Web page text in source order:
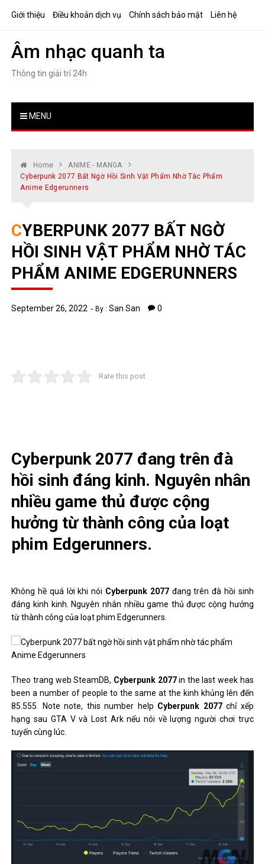
Giới thiệu Điều khoản dịch vụ Chính sách bảo mật Liên hệ
Âm nhạc quanh ta
Thông tin giải trí 24h
MENU
Home
ANIME - MANGA
Cyberpunk 2077 Bất Ngờ Hồi Sinh Vật Phẩm Nhờ Tác Phẩm
Anime Edgerunners
CYBERPUNK 2077 BẤT NGỜ
HỒI SINH VẬT PHẨM NHỜ TÁC
PHẨM ANIME EDGERUNNERS
September 26, 2022 By :San San 0
Rate this post
Cyberpunk 2077 đang trên đà
hồi sinh đáng kinh. Nguyên nhân
nhiều game thủ được cộng
hưởng từ thành công của loạt
phim Edgerunners.
Không hề quá lời khi nói Cyberpunk 2077đang trên đà hồi sinh
đáng kinh kinh. Nguyên nhân nhiều game thủ được cộng hưởng
từ thành công của loạt phim Edgerunners.
Theo trang web SteamDB, Cyberpunk 2077in the last week has
been a number of people to the same at the kinh khủng lên đến
85.555. Note note, this number help Cyberpunk 2077chỉ xếp
hạng sau GTA V và Lost Ark nếu nói về lượng người chơi trực
tuyến cùng lúc.